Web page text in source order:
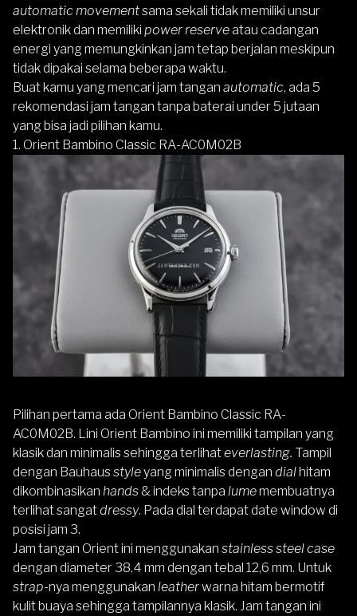
automatic movementsama sekali tidak memiliki unsur
elektronik dan memiliki power reserveatau cadangan
energi yang memungkinkan jam tetap berjalan meskipun
tidak dipakai selama beberapa waktu.
Buat kamu yang mencari jam tangan automatic, ada 5
rekomendasi jam tangan tanpa baterai under 5 jutaan
yang bisa jadi pilihan kamu.
1. Orient Bambino Classic RA-AC0M02B
Pilihan pertama ada Orient Bambino Classic RA-
AC0M02B. Lini Orient Bambino ini memiliki tampilan yang
klasik dan minimalis sehingga terlihateverlasting. Tampil
dengan Bauhausstyleyang minimalis dengan dialhitam
dikombinasikan hands & indeks tanpa lumemembuatnya
terlihat sangatdressy. Pada dial terdapat date window di
posisi jam 3.
Jam tangan Orient ini menggunakan stainless steel case
dengan diameter 38,4 mm dengan tebal 12,6 mm. Untuk
strap-nya menggunakan leatherwarna hitam bermotif
kulit buaya sehingga tampilannya klasik. Jam tangan ini